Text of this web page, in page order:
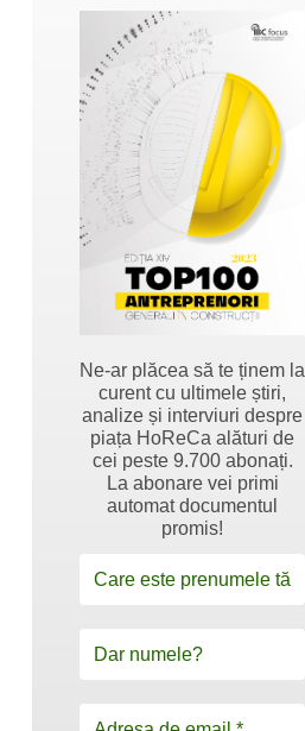
Ne-ar plăcea să te ținem la
curent cu ultimele știri,
analize și interviuri despre
piața HoReCa alături de
cei peste 9.700 abonați.
La abonare vei primi
automat documentul
promis!